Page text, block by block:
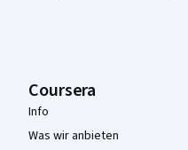
Coursera
Info
Was wir anbieten